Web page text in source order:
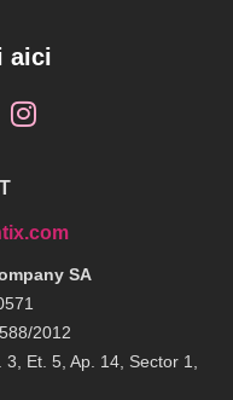
aici
SA
2012
Et. 5, Ap. 14, Sector 1,